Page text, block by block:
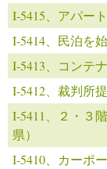
I-5415、アパー
I-5414、民泊を
I-5413、コンテ
I-5412、裁判所
I-5411、２・３
県）
I-5410、カーポ